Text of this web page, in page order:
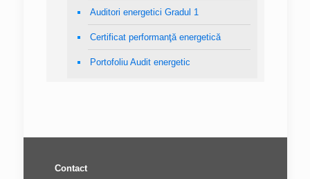
Auditori energetici Gradul 1
Certificat performanţă energetică
Portofoliu Audit energetic
Contact